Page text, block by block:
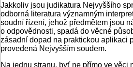
Jakkoliv jsou judikatura Nejvyššího
odborná literatura významným
soudní řízení, jehož předmětem jsou
o odpovědnosti, spadá do věcné
zásadní dopad na praktickou aplikaci
provedená Nejvyšším soudem.
Na jednu stranu, byť ne přímo ve věci